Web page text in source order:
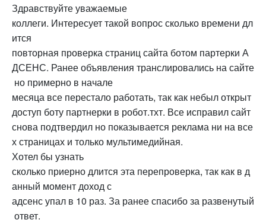
Здравствуйте уважаемые
коллеги. Интересует такой вопрос сколько времени дл
ится
повторная проверка страниц сайта ботом партерки А
ДСЕНС. Ранее объявления транслировались на сайте
но примерно в начале
месяца все перестало работать, так как небыл открыт
доступ боту партнерки в робот.тхт. Все исправил сайт
снова подтвердил но показывается реклама ни на все
х страницах и только мультимедийная.
Хотел бы узнать
сколько приерно длится эта перепроверка, так как в д
анный момент доход с
адсенс упал в 10 раз. За ранее спасибо за развенутый
ответ.